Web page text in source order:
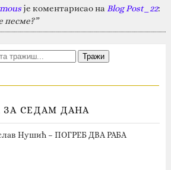
је коментарисао на Blog Post_22:
песме?”
СЕДАМ ДАНА
Нушић – ПОГРЕБ ДВА РАБА